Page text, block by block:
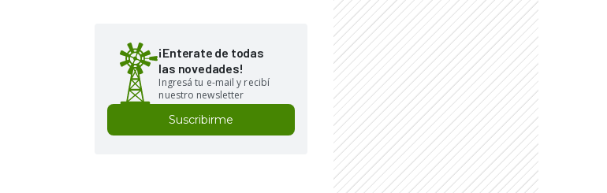
¡Enterate de todas
las novedades!
Ingresá tu e-mail y recibí
nuestro newsletter
Suscribirme